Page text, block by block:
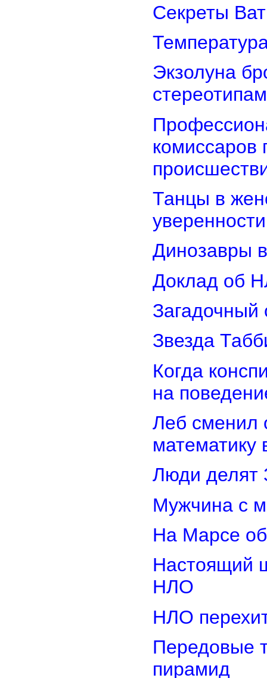
Секреты
Экзолуна
стереотипам
комиссаров
Танцы в
Динозавры
Доклад об
Загадочный
Звезда
Когда
на
Леб сменил
математику
Люди делят
Мужчина с
На Марсе
Настоящий
НЛО
НЛО
Передовые
пирамид